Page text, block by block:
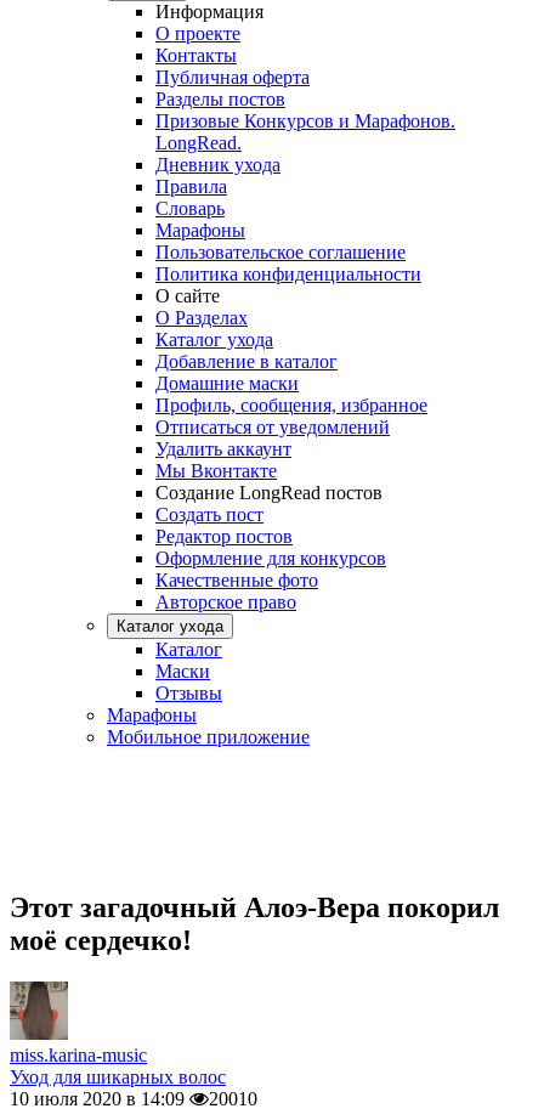
Информация
О проекте
Контакты
Публичная оферта
Разделы постов
Призовые Конкурсов и Марафонов.
LongRead.
Дневник ухода
Правила
Словарь
Марафоны
Пользовательское соглашение
Политика конфиденциальности
О сайте
О Разделах
Каталог ухода
Добавление в каталог
Домашние маски
Профиль, сообщения, избранное
Отписаться от уведомлений
Удалить аккаунт
Мы Вконтакте
Создание LongRead постов
Создать пост
Редактор постов
Оформление для конкурсов
Качественные фото
Авторское право
Каталог ухода
Каталог
Маски
Отзывы
Марафоны
Мобильное приложение
Этот загадочный Алоэ-Вера покорил
моё сердечко!
miss.karina-music
Уход для шикарных волос
10 июля 2020 в 14:09
20010